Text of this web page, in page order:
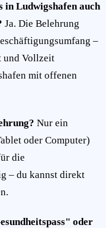
in Ludwigshafen auch
Ja. Die Belehrung
–
und Vollzeit
mit offenen
Nur ein
oder Computer)
die
– du kannst direkt
oder